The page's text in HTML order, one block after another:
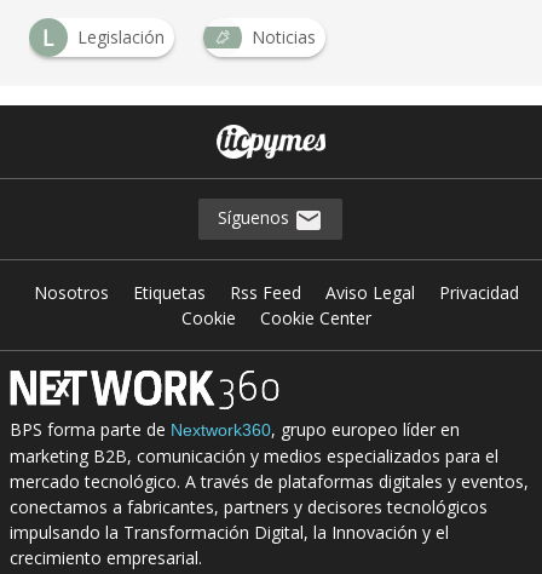
L
Legislación Noticias
Síguenos
Nosotros Etiquetas Rss Feed Aviso Legal
Privacidad
Cookie
Cookie Center
BPS forma parte de Nextwork360, grupo europeo líder en
marketing B2B, comunicación y medios especializados para el
mercado tecnológico. A través de plataformas digitales y eventos,
conectamos a fabricantes, partners y decisores tecnológicos
impulsando la Transformación Digital, la Innovación y el
crecimiento empresarial.